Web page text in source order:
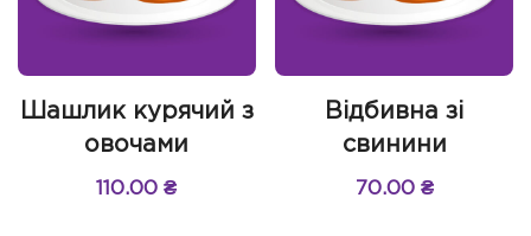
Шашлик курячий з
овочами
110.00₴
Відбивна зі
свинини
70.00 ₴